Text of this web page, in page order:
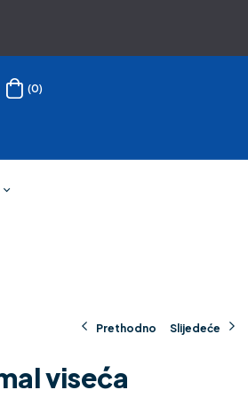
(0)
Prethodno Slijedeće
viseća